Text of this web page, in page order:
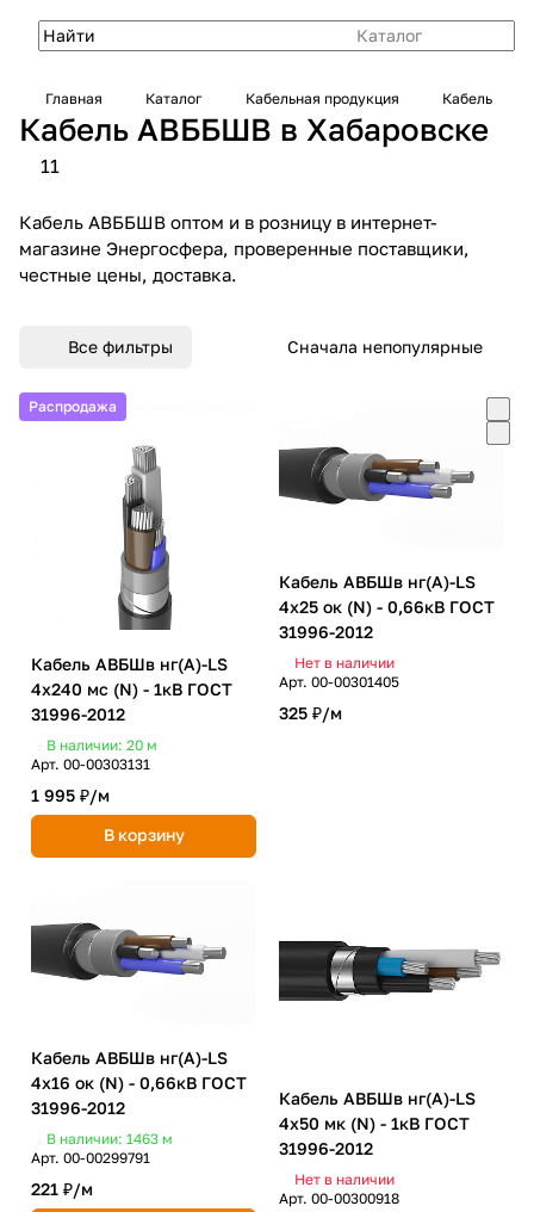
Каталог
Главная Каталог Кабельная продукция Кабель
Кабель АВББШВ в Хабаровске
11
Кабель АВББШВ оптом и в розницу в интернет-
магазине Энергосфера, проверенные поставщики,
честные цены, доставка.
Все фильтры Сначала непопулярные
Кабель АВБШв нг(А)-LS
4х240 мc (N) - 1кВ ГОСТ
31996-2012
В наличии: 20 м
Арт. 00-00303131
1 995 ₽/м
В корзину
Кабель АВБШв нг(А)-LS
4х25 ок (N) - 0,66кВ ГОСТ
31996-2012
Нет в наличии
Арт. 00-00301405
325 ₽/м
Кабель АВБШв нг(А)-LS
4х16 ок (N) - 0,66кВ ГОСТ
31996-2012
В наличии: 1463 м
Арт. 00-00299791
221 ₽/м
Кабель АВБШв нг(А)-LS
4х50 мк (N) - 1кВ ГОСТ
31996-2012
Нет в наличии
Арт. 00-00300918
Распродажа